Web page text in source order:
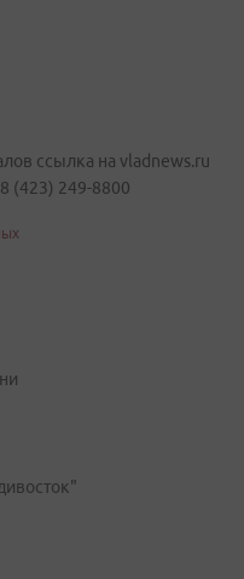
ссылка на vladnews.ru
(423) 249-8800